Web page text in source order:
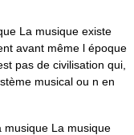
La musique existe
avant même l époque
pas de civilisation qui,
musical ou n en
La musique